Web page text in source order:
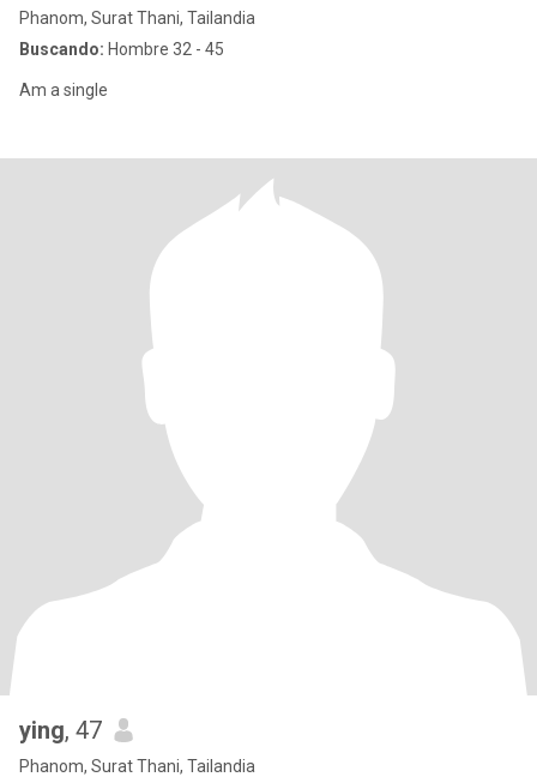
Phanom, Surat Thani, Tailandia
Buscando: Hombre 32 - 45
Am a single
ying, 47
Phanom, Surat Thani, Tailandia